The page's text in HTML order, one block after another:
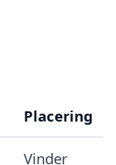
Placering
Vinder